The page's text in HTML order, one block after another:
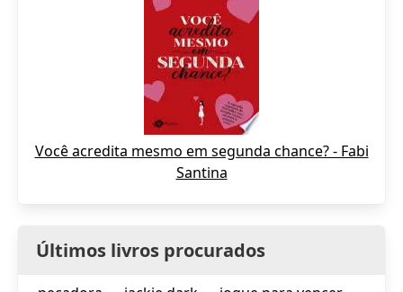
Você acredita mesmo em segunda chance? - Fabi
Santina
Últimos livros procurados